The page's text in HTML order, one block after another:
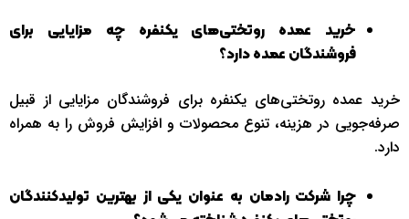
خرید عمده روتختی‌های یکنفره چه مزایایی برای
فروشندگان عمده دارد؟
خرید عمده روتختی‌های یکنفره برای فروشندگان مزایایی از قبیل
صرفه‌جویی در هزینه، تنوع محصولات و افزایش فروش را به همراه
دارد.
چرا شرکت رادمان به عنوان یکی از بهترین تولیدکنندگان